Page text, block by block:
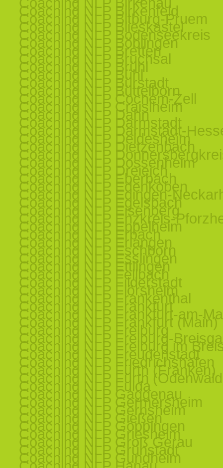
Coaching NLP Birkenfeld
Coaching NLP Bitburg-Pruem
Coaching NLP Blieskastel
Coaching NLP Bodenseekreis
Coaching NLP Böblingen
Coaching NLP Bretten
Coaching NLP Bruchsal
Coaching NLP Brühl
Coaching NLP Bühl
Coaching NLP Bürstadt
Coaching NLP Büttelborn
Coaching NLP Cochem-Zell
Coaching NLP Craislheim
Coaching NLP Dahn
Coaching NLP Darmstadt
Coaching NLP Darmstadt-
Coaching NLP Deidesheim
Coaching NLP Dietzenbach
Coaching NLP
Coaching NLP Dossenheim
Coaching NLP Dreieich
Coaching NLP Eberbach
Coaching NLP Edenkoben
Coaching NLP Edingen-
Coaching NLP Egelsbach
Coaching NLP Eisenberg
Coaching NLP Enzkreis-
Coaching NLP Eppelheim
Coaching NLP Erbach
Coaching NLP Erlangen
Coaching NLP Eschborn
Coaching NLP Esslingen
Coaching NLP Ettlingen
Coaching NLP Fellbach
Coaching NLP Filderstadt
Coaching NLP Flörsheim
Coaching NLP Frankenthal
Coaching NLP Frankfurt
Coaching NLP Frankfurt-am-
Coaching NLP Frankfurt (Main)
Coaching NLP Freiburg
Coaching NLP Freiburg-
Coaching NLP Freiburg im
Coaching NLP Freudenstadt
Coaching NLP Friedrichshafen
Coaching NLP Fürth (Franken)
Coaching NLP Fürth
Coaching NLP Fulda
Coaching NLP Gaggenau
Coaching NLP Germersheim
Coaching NLP Gernsheim
Coaching NLP Gießen
Coaching NLP Göppingen
Coaching NLP Griesheim
Coaching NLP Groß Gerau
Coaching NLP Grünstadt
Coaching NLP Gundheim